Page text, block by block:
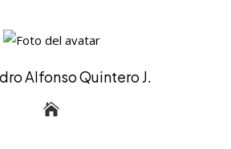
Alfonso Quintero J.